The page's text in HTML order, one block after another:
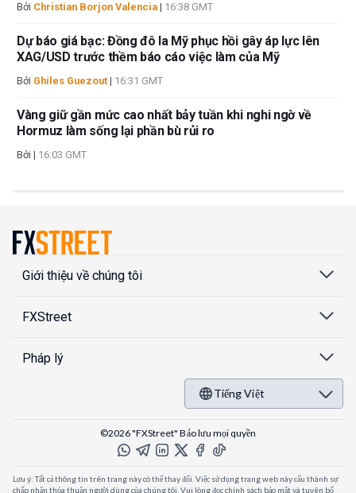
Bởi Christian Borjon Valencia | 16:38 GMT
Dự báo giá bạc: Đồng đô la Mỹ phục hồi gây áp lực lên
XAG/USD trước thềm báo cáo việc làm của Mỹ
Bởi Ghiles Guezout | 16:31 GMT
Vàng giữ gần mức cao nhất bảy tuần khi nghi ngờ về
Hormuz làm sống lại phần bù rủi ro
Bởi | 16:03 GMT
Giới thiệu về chúng tôi
FXStreet
Pháp lý
Tiếng Việt
©2026 "FXStreet" Bảo lưu mọi quyền
Lưu ý: Tất cả thông tin trên trang này có thể thay đổi. Việc sử dụng trang web này cấu thành sự
chấp nhận thỏa thuận người dùng của chúng tôi. Vui lòng đọc chính sách bảo mật và tuyên bố